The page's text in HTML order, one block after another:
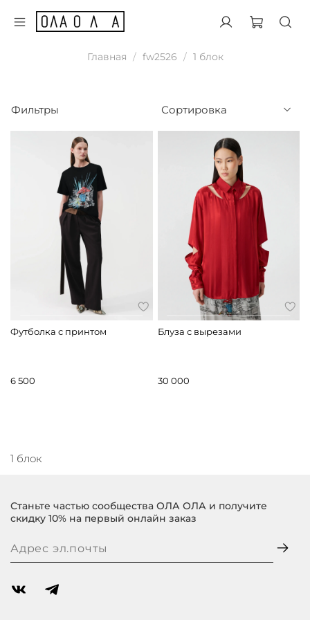
Главная fw2526 1 блок
Фильтры
Футболка с принтом
6 500
Блуза с вырезами
30 000
1 блок
Станьте частью сообщества ОЛА ОЛА и получите
скидку 10% на первый онлайн заказ